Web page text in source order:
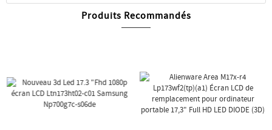
Produits Recommandés